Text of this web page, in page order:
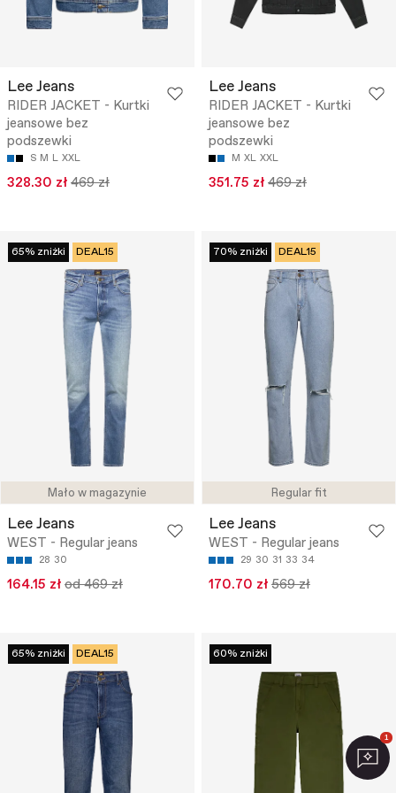
Lee Jeans
RIDER JACKET - Kurtki
jeansowe bez
podszewki
S M L XXL
328.30 zł 469 zł
Lee Jeans
RIDER JACKET - Kurtki
jeansowe bez
podszewki
M XL XXL
351.75 zł 469 zł
Mało w magazynie
65% zniżki DEAL15
Lee Jeans
WEST - Regular jeans
28 30
164.15 zł od 469 zł
Regular fit
70% zniżki DEAL15
Lee Jeans
WEST - Regular jeans
29 30 31 33 34
170.70 zł 569 zł
65% zniżki DEAL15 60% zniżki
1